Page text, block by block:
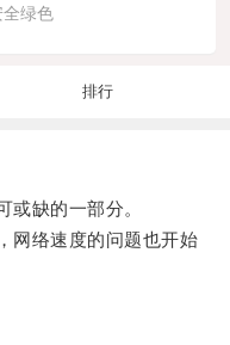
绿色
排行
缺的一部分。
络速度的问题也开始